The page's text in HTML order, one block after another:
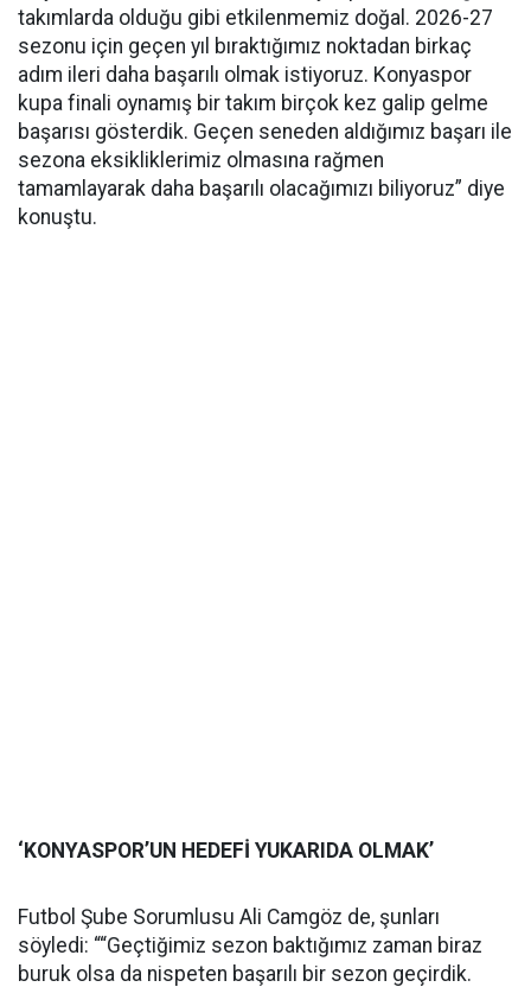
takımlarda olduğu gibi etkilenmemiz doğal. 2026-27
sezonu için geçen yıl bıraktığımız noktadan birkaç
adım ileri daha başarılı olmak istiyoruz. Konyaspor
kupa finali oynamış bir takım birçok kez galip gelme
başarısı gösterdik. Geçen seneden aldığımız başarı ile
sezona eksikliklerimiz olmasına rağmen
tamamlayarak daha başarılı olacağımızı biliyoruz” diye
konuştu.
‘KONYASPOR’UN HEDEFİ YUKARIDA OLMAK’
Futbol Şube Sorumlusu Ali Camgöz de, şunları
söyledi: ““Geçtiğimiz sezon baktığımız zaman biraz
buruk olsa da nispeten başarılı bir sezon geçirdik.